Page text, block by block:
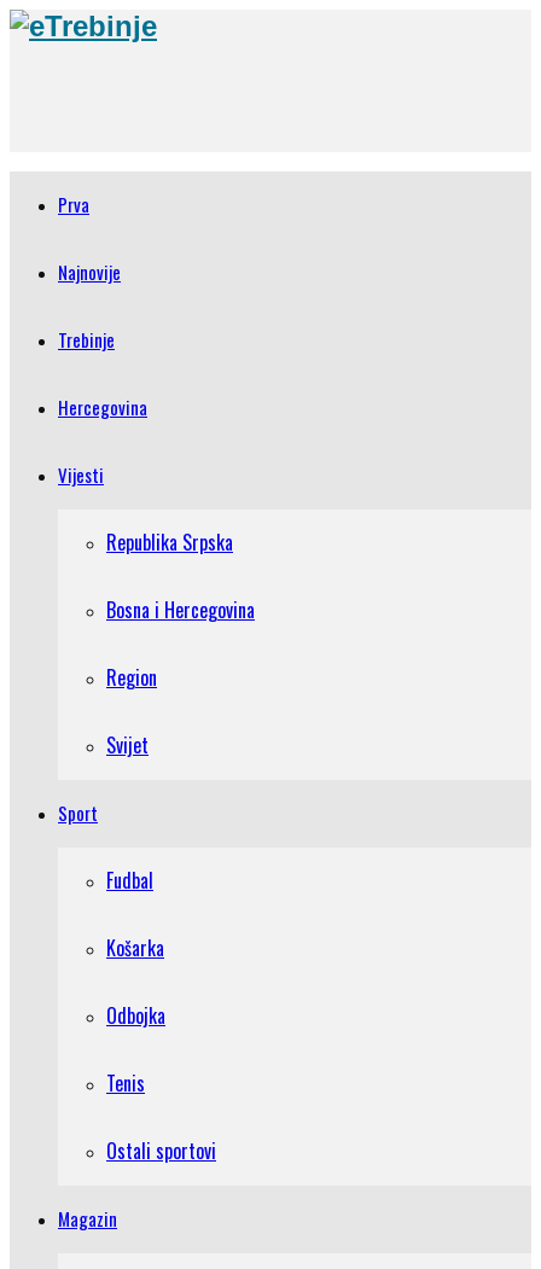
Prva
Najnovije
Trebinje
Hercegovina
Vijesti
Republika Srpska
Bosna i Hercegovina
Region
Svijet
Sport
Fudbal
Košarka
Odbojka
Tenis
Ostali sportovi
Magazin